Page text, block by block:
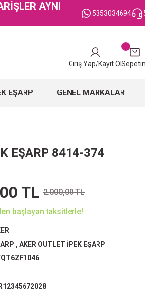
AYNI
5353034694
Giriş Yap/Kayıt Ol
EŞARP GENEL MARKALAR
EŞARP 8414-374
TL 2.000,00 TL
başlayan taksitlerle!
, AKER OUTLET İPEK EŞARP